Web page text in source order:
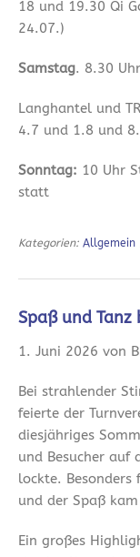
18 und 19.30 Qi
24.07.)
Samstag. 8.30
Langhantel und
4.7 und 1.8 und
Sonntag: 10 Uhr
statt
Kategorien: Allgemein
Spaß und
1. Juni 2026 von
Bei strahlender
feierte der
diesjähriges
und Besucher auf
lockte. Besonders
und der Spaß
Ein großes